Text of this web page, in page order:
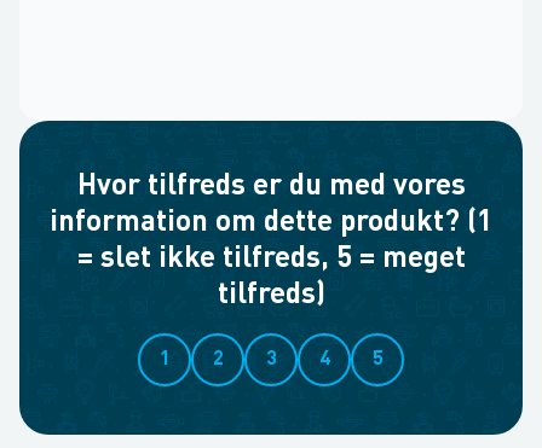
Hvor tilfreds er du med vores
information om dette produkt? (1
= slet ikke tilfreds, 5 = meget
tilfreds)
1 2 3 4 5